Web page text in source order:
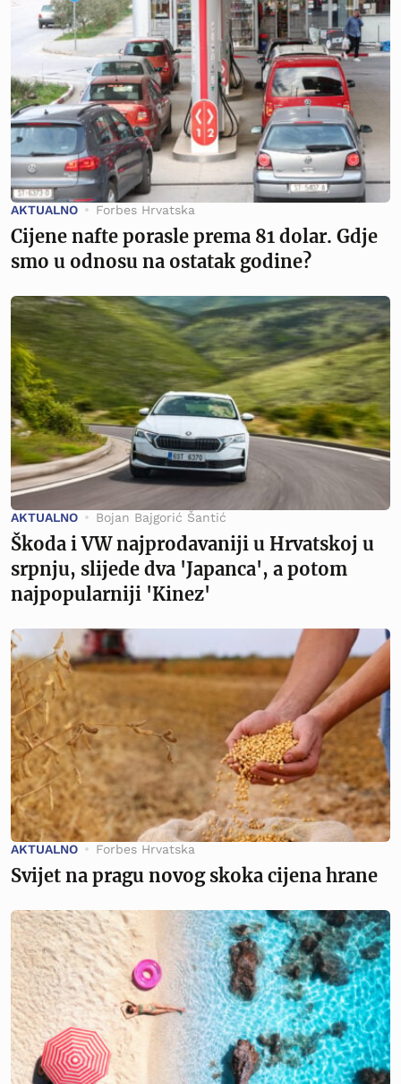
AKTUALNO Forbes Hrvatska
Cijene nafte porasle prema 81 dolar. Gdje
smo u odnosu na ostatak godine?
AKTUALNO Bojan Bajgorić Šantić
Škoda i VW najprodavaniji u Hrvatskoj u
srpnju, slijede dva 'Japanca', a potom
najpopularniji 'Kinez'
AKTUALNO Forbes Hrvatska
Svijet na pragu novog skoka cijena hrane